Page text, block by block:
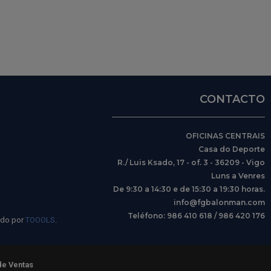
por TOOOLS.
CONTACTO
OFICINAS CENTRAIS
Casa do Deporte
R./ Luis Ksado, 17 - of. 3 - 36209 - Vigo
Luns a Venres
De 9:30 a 14:30 e de 15:30 a 19:30 horas.
info@fgbalonman.com
Teléfono: 986 410 618 / 986 420 176
Ventas